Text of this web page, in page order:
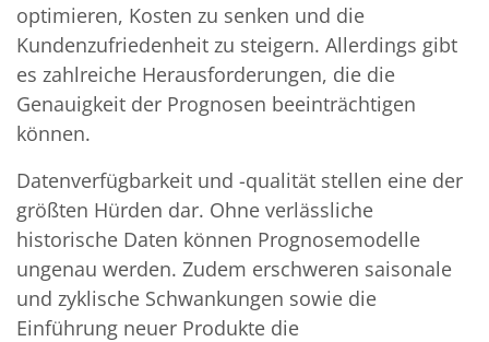
optimieren, Kosten zu senken und die
Kundenzufriedenheit zu steigern. Allerdings gibt
es zahlreiche Herausforderungen, die die
Genauigkeit der Prognosen beeinträchtigen
können.
Datenverfügbarkeit und -qualität stellen eine der
größten Hürden dar. Ohne verlässliche
historische Daten können Prognosemodelle
ungenau werden. Zudem erschweren saisonale
und zyklische Schwankungen sowie die
Einführung neuer Produkte die